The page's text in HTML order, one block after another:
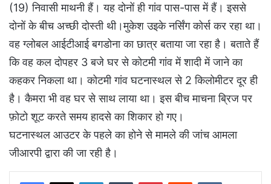
(19) निवासी माथनी हैं। यह दोनों ही गांव पास-पास में हैं। इससे
दोनों के बीच अच्छी दोस्ती थी।मुकेश उइके नर्सिंग कोर्स कर रहा था।
वह ग्लोबल आईटीआई बगडोना का छात्र बताया जा रहा है। बताते हैं
कि वह कल दोपहर 3 बजे घर से कोटमी गांव में शादी में जाने का
कहकर निकला था। कोटमी गांव घटनास्थल से 2 किलोमीटर दूर ही
है। कैमरा भी वह घर से साथ लाया था। इस बीच माचना ब्रिज पर
फ़ोटो शूट करते समय हादसे का शिकार हो गए।
घटनास्थल आउटर के पहले का होने से मामले की जांच आमला
जीआरपी द्वारा की जा रही है।